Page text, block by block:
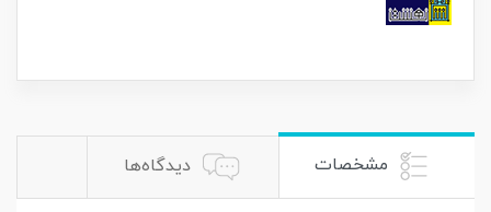
مشخصات دیدگاه‌ها